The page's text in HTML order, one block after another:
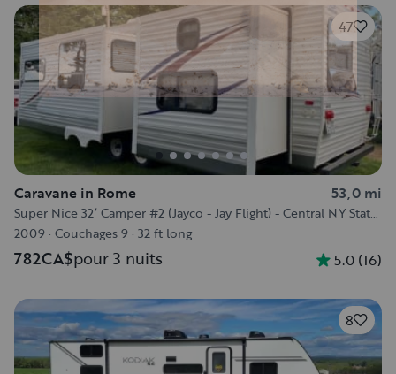
47
Caravane in Rome 53,0 mi
Super Nice 32’ Camper #2 (Jayco - Jay Flight) - Central NY State
Area
2009 · Couchages 9 · 32 ft long
782CA$pour 3 nuits 5.0 (16)
8